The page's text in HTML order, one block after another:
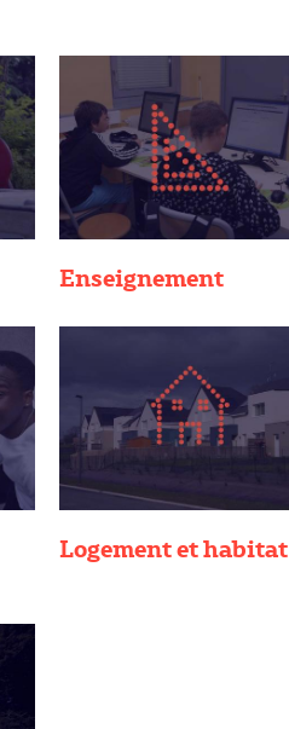
Enseignement
Logement et habitat